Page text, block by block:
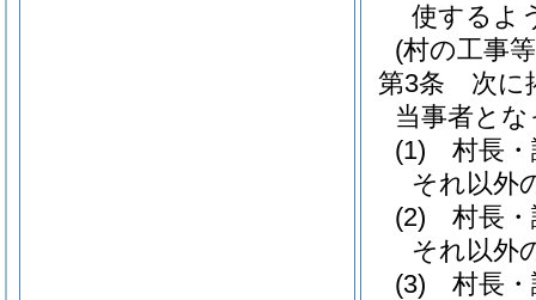
使するよ
(村の工事
第3条
次に
当事者と
(1)
村長
それ以外
(2)
村長
それ以外
(3)
村長